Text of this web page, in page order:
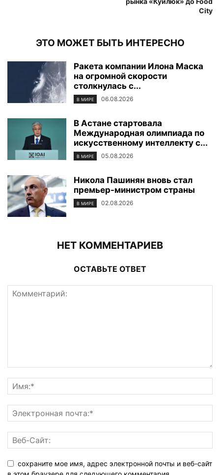
City
ЭТО МОЖЕТ БЫТЬ ИНТЕРЕСНО
Ракета компании Илона Маска
на огромной скорости
столкнулась с...
В МИРЕ 06.08.2026
В Астане стартовала
Международная олимпиада по
искусственному интеллекту с...
В МИРЕ 05.08.2026
Никола Пашинян вновь стал
премьер-министром страны
В МИРЕ 02.08.2026
НЕТ КОММЕНТАРИЕВ
ОСТАВЬТЕ ОТВЕТ
сохраните мое имя, адрес электронной почты и веб-сайт